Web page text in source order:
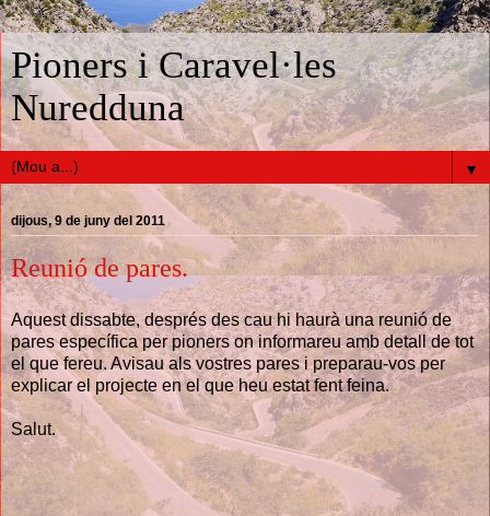
Pioners i Caravel·les
Nuredduna
▼
dijous, 9 de juny del 2011
Reunió de pares.
Aquest dissabte, després des cau hi haurà una reunió de
pares específica per pioners on informareu amb detall de tot
el que fereu. Avisau als vostres pares i preparau-vos per
explicar el projecte en el que heu estat fent feina.
Salut.